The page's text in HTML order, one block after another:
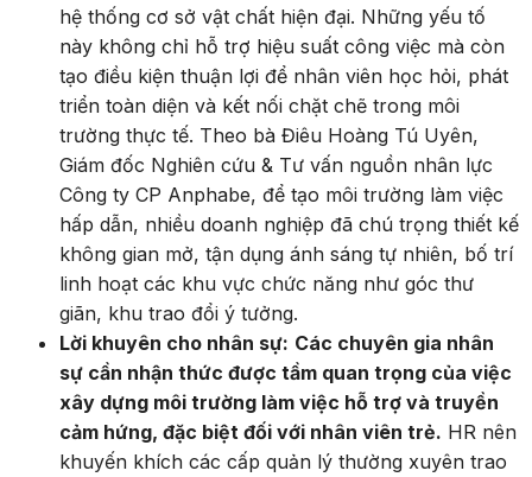
hệ thống cơ sở vật chất hiện đại. Những yếu tố
này không chỉ hỗ trợ hiệu suất công việc mà còn
tạo điều kiện thuận lợi để nhân viên học hỏi, phát
triển toàn diện và kết nối chặt chẽ trong môi
trường thực tế. Theo bà Điêu Hoàng Tú Uyên,
Giám đốc Nghiên cứu & Tư vấn nguồn nhân lực
Công ty CP Anphabe, để tạo môi trường làm việc
hấp dẫn, nhiều doanh nghiệp đã chú trọng thiết kế
không gian mở, tận dụng ánh sáng tự nhiên, bố trí
linh hoạt các khu vực chức năng như góc thư
giãn, khu trao đổi ý tưởng.
Lời khuyên cho nhân sự: Các chuyên gia nhân
sự cần nhận thức được tầm quan trọng của việc
xây dựng môi trường làm việc hỗ trợ và truyền
cảm hứng, đặc biệt đối với nhân viên trẻ. HR nên
khuyến khích các cấp quản lý thường xuyên trao